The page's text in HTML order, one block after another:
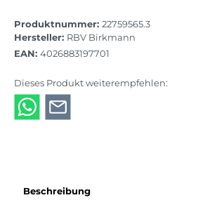
Produktnummer: 22759565.3
Hersteller: RBV Birkmann
EAN: 4026883197701
Dieses Produkt weiterempfehlen:
Beschreibung